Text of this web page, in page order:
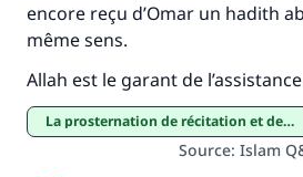
encore reçu d’Omar un hadith
même sens.
Allah est le garant de l’
La prosternation de récitation et de la gratitude
Source: Islam